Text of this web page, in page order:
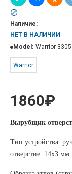
1860₽
Наличие:
НЕТ В НАЛИЧИИ
Model: Warrior
Warrior
Вырубщик
Тип устройства:
отверстие: 14х3 мм